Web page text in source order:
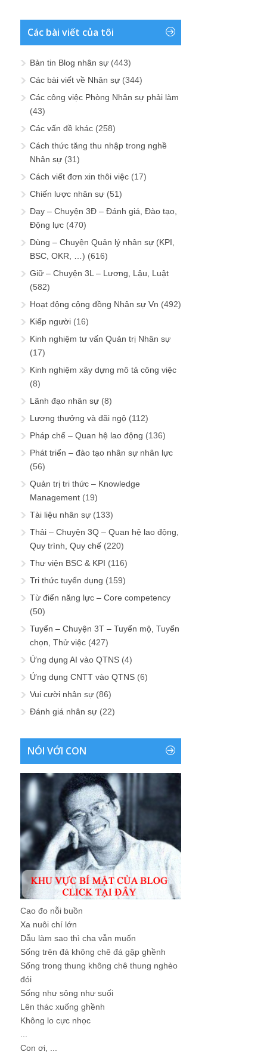
Các bài viết của tôi
Bản tin Blog nhân sự (443)
Các bài viết về Nhân sự (344)
Các công việc Phòng Nhân sự phải làm
(43)
Các vấn đề khác (258)
Cách thức tăng thu nhập trong nghề
Nhân sự (31)
Cách viết đơn xin thôi việc (17)
Chiến lược nhân sự (51)
Dạy – Chuyện 3Đ – Đánh giá, Đào tạo,
Động lực (470)
Dùng – Chuyện Quản lý nhân sự (KPI,
BSC, OKR, …) (616)
Giữ – Chuyện 3L – Lương, Lậu, Luật
(582)
Hoạt động cộng đồng Nhân sự Vn (492)
Kiếp người (16)
Kinh nghiệm tư vấn Quản trị Nhân sự
(17)
Kinh nghiệm xây dựng mô tả công việc
(8)
Lãnh đạo nhân sự (8)
Lương thưởng và đãi ngộ (112)
Pháp chế – Quan hệ lao động (136)
Phát triển – đào tạo nhân sự nhân lực
(56)
Quản trị tri thức – Knowledge
Management (19)
Tài liệu nhân sự (133)
Thải – Chuyện 3Q – Quan hệ lao động,
Quy trình, Quy chế (220)
Thư viện BSC & KPI (116)
Tri thức tuyển dụng (159)
Từ điển năng lực – Core competency
(50)
Tuyển – Chuyện 3T – Tuyển mộ, Tuyển
chọn, Thử việc (427)
Ứng dụng AI vào QTNS (4)
Ứng dụng CNTT vào QTNS (6)
Vui cười nhân sự (86)
Đánh giá nhân sự (22)
NÓI VỚI CON
Cao đo nỗi buồn
Xa nuôi chí lớn
Dẫu làm sao thì cha vẫn muốn
Sống trên đá không chê đá gập ghềnh
Sống trong thung không chê thung nghèo
đói
Sống như sông như suối
Lên thác xuống ghềnh
Không lo cực nhọc
Con ơi, ...